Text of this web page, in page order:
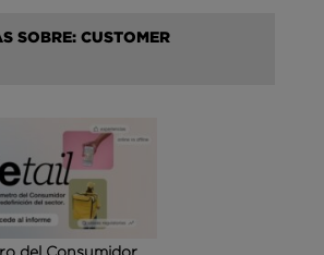
SOBRE: CUSTOMER
del Consumidor